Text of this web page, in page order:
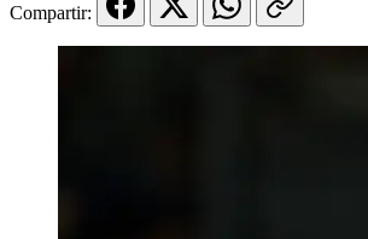
Compartir: